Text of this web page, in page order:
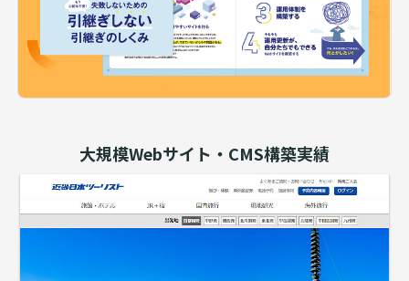
大規模Webサイト・CMS構築実績